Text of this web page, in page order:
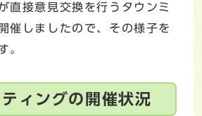
直接意見交換を行うタウンミ
催しましたので、その様子を
。
ィングの開催状況